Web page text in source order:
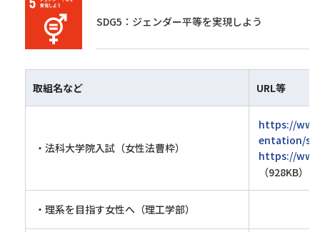
SDG5：ジェンダー平等を実現しよう
取組名など URL等
・法科大学院入試（女性法曹枠）
https://
entation/
https://
（928KB）
・理系を目指す女性へ（理工学部）